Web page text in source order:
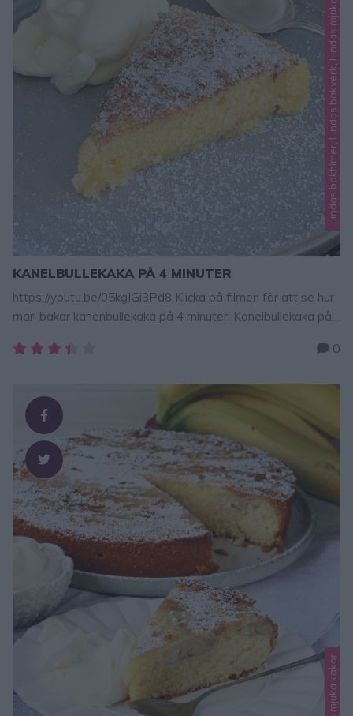
Lindas bakfilmer, Lindas bakverk, Lindas mjuka kakor
KANELBULLEKAKA PÅ 4 MINUTER
https://youtu.be/05kgIGi3Pd8 Klicka på filmen för att se hur
man bakar kanenbullekaka på 4 minuter. Kanelbullekaka på
är verkligen suveränt bra och det går blixtsnabbt. Det här är
NYTTIGA RECEPT konto på Instagram – klicka här!
KANELBULLEKAKA PÅ …
0